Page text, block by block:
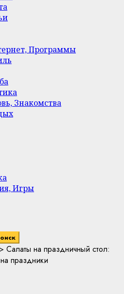
Программы
Знакомства
Игры
> Салаты на праздничный стол:
праздники